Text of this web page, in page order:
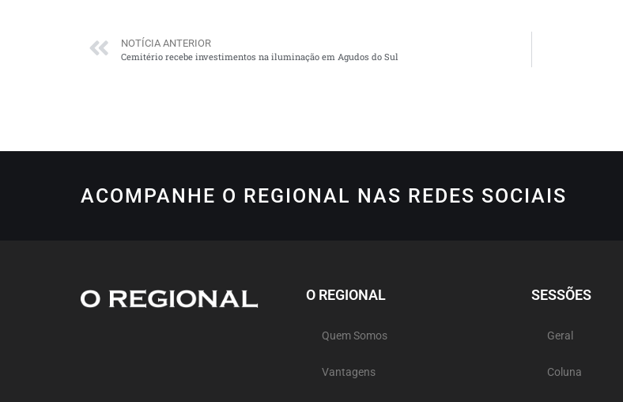
NOTÍCIA ANTERIOR
Cemitério recebe investimentos na iluminação em Agudos do Sul
ACOMPANHE O REGIONAL NAS REDES SOCIAIS
O REGIONAL
Quem Somos
Vantagens
SESSÕES
Geral
Coluna